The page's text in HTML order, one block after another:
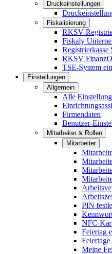
Druckeinstellungen
Fiskalisierung
RKSV-
Fiskaly
Registrierkasse
RKSV
TSE-System
Einstellungen
Allgemein
Alle
Firmendaten
Benutzer-
Mitarbeiter & Rollen
Mitarbeiter
PIN
NFC-
Feiertag
Meine